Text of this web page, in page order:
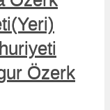
Özerk
Özerk